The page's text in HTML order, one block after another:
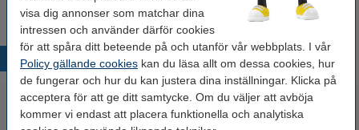
visa dig annonser som matchar dina
intressen och använder därför cookies
för att spåra ditt beteende på och utanför vår webbplats. I vår
Policy gällande cookies kan du läsa allt om dessa cookies, hur
de fungerar och hur du kan justera dina inställningar. Klicka på
acceptera för att ge ditt samtycke. Om du väljer att avböja
kommer vi endast att placera funktionella och analytiska
Populära produkter